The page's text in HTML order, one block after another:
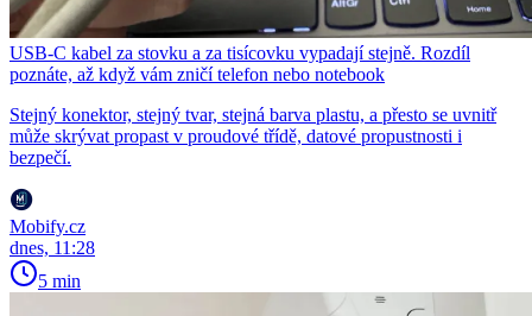
USB-C kabel za stovku a za tisícovku vypadají stejně. Rozdíl
poznáte, až když vám zničí telefon nebo notebook
Stejný konektor, stejný tvar, stejná barva plastu, a přesto se uvnitř
může skrývat propast v proudové třídě, datové propustnosti i
bezpečí.
Mobify.cz
dnes, 11:28
5 min